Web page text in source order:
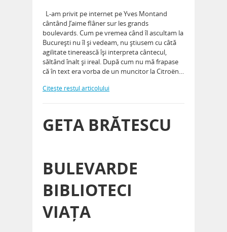
L-am privit pe internet pe Yves Montand
cântând J’aime flâner sur les grands
boulevards. Cum pe vremea când îl ascultam la
Bucureşti nu îl şi vedeam, nu ştiusem cu câtă
agilitate tinerească îşi interpreta cântecul,
săltând înalt şi ireal. După cum nu mă frapase
că în text era vorba de un muncitor la Citroën…
Citeşte restul articolului
GETA BRĂTESCU
BULEVARDE
BIBLIOTECI
VIAȚA